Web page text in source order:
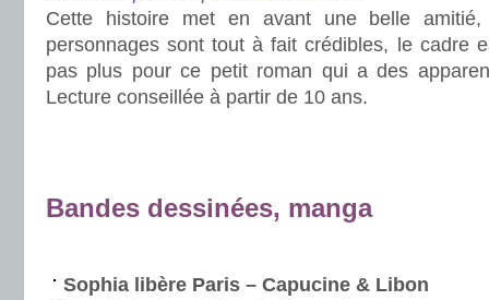
Cette histoire met en avant une belle amitié,
personnages sont tout à fait crédibles, le cadre
pas plus pour ce petit roman qui a des
Lecture conseillée à partir de 10 ans.
Bandes dessinées, manga
Sophia libère Paris – Capucine & Libon